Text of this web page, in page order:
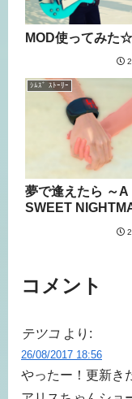
MOD使ってみた☆
ｼﾑｽﾞ ｽﾄｰﾘｰ
夢で逢えたら ～A
SWEET
コメント
テツコ より:
26/08/2017 18:56
やったー！更新き